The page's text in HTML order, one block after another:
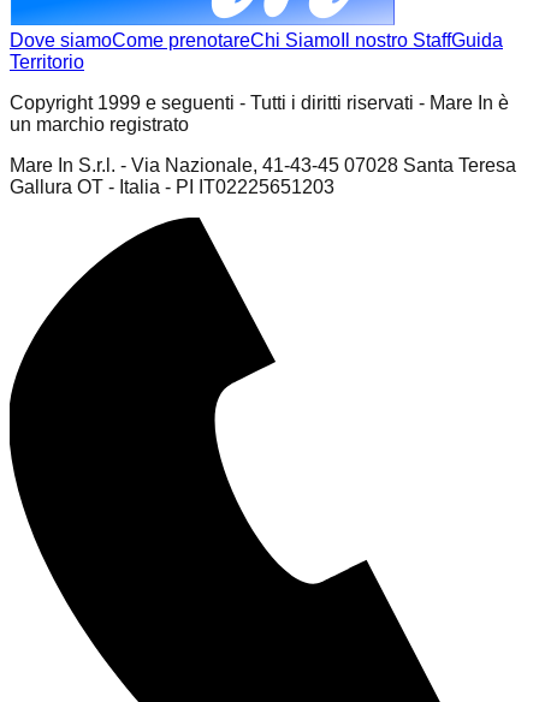
Dove siamoCome prenotareChi Siamo Il nostro StaffGuida
Territorio
Copyright 1999 e seguenti - Tutti i diritti riservati - Mare In è
un marchio registrato
Mare In S.r.l. - Via Nazionale, 41-43-45 07028 Santa Teresa
Gallura OT - Italia - PI IT02225651203